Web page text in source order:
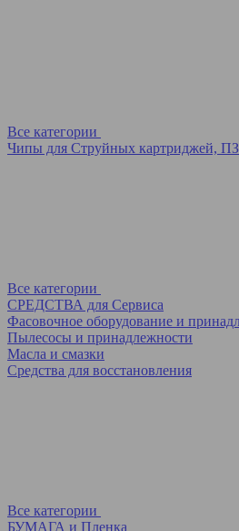
Все категории
Чипы для Струйных картриджей,
Все категории
СРЕДСТВА для Сервиса
Фасовочное оборудование и
Пылесосы и принадлежности
Масла и смазки
Средства для восстановления
Все категории
БУМАГА и Пленка